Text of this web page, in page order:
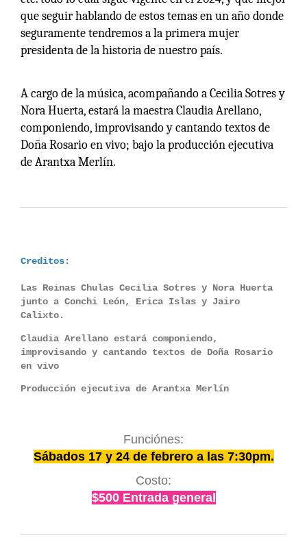
que seguir hablando de estos temas en un año donde
seguramente tendremos a la primera mujer
presidenta de la historia de nuestro país.
A cargo de la música, acompañando a Cecilia Sotres y
Nora Huerta, estará la maestra Claudia Arellano,
componiendo, improvisando y cantando textos de
Doña Rosario en vivo; bajo la producción ejecutiva
de Arantxa Merlín.
Creditos:
Las Reinas Chulas Cecilia Sotres y Nora Huerta
junto a Conchi León, Erica Islas y Jairo
Calixto.
Claudia Arellano estará componiendo,
improvisando y cantando textos de Doña Rosario
en vivo
Producción ejecutiva de Arantxa Merlín
Funciónes:
Sábados 17 y 24 de febrero a las 7:30pm.
Costo:
$500 Entrada general